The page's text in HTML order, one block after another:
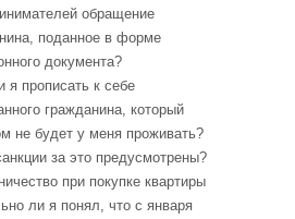
обращение
поданное в форме
документа?
я прописать к себе
гражданина, который
не будет у меня проживать?
за это предусмотрены?
при покупке квартиры
ли я понял, что с января